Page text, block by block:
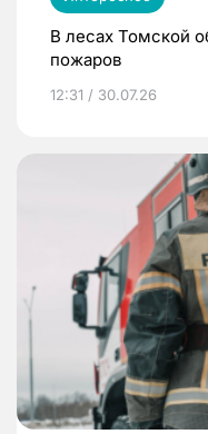
В лесах Томской
пожаров
12:31 / 30.07.26